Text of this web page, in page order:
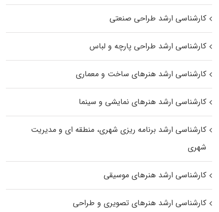
کارشناسی ارشد طراحی صنعتی
کارشناسی ارشد طراحی پارچه و لباس
کارشناسی ارشد هنرهای ساخت و معماری
کارشناسی ارشد هنرهای نمایشی و سینما
کارشناسی ارشد برنامه ریزی شهری، منطقه‌ ای و مدیریت
شهری
کارشناسی ارشد هنرهای موسیقی
کارشناسی ارشد هنرهای تصویری و طراحی